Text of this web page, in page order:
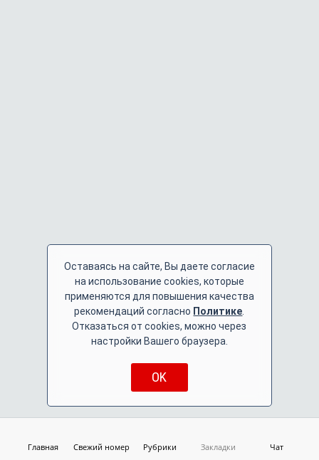
Главная Свежий номер Рубрики Закладки Чат
Оставаясь на сайте, Вы даете согласие
на использование cookies, которые
применяются для повышения качества
рекомендаций согласно Политике
Отказаться от cookies, можно через
настройки Вашего браузера.
OK